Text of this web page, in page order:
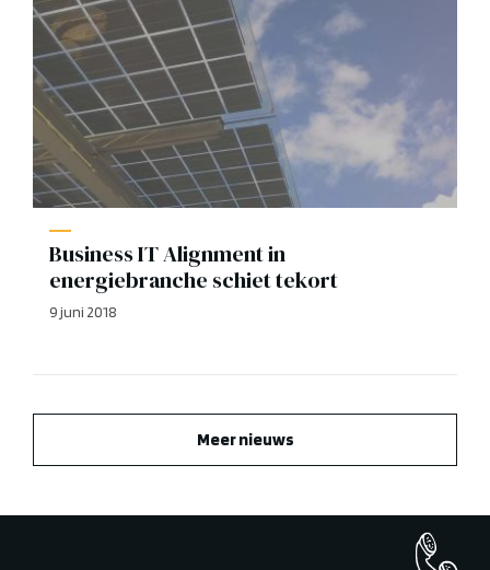
Business IT Alignment in
energiebranche schiet tekort
9 juni 2018
Meer nieuws